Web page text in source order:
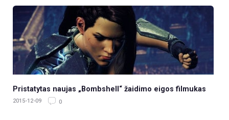
Pristatytas naujas „Bombshell“ žaidimo eigos filmukas
2015-12-09 0